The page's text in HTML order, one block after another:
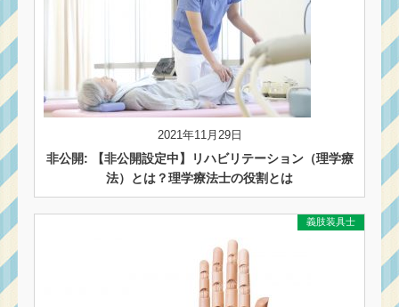
2021年11月29日
非公開: 【非公開設定中】リハビリテーション（理学療
法）とは？理学療法士の役割とは
義肢装具士